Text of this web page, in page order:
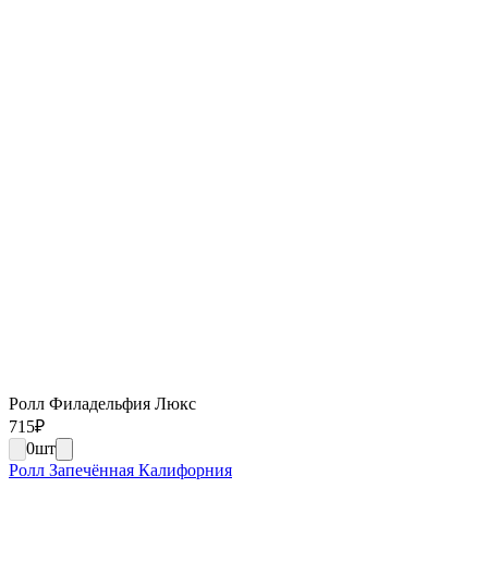
Ролл Филадельфия Люкс
715₽
0шт
Ролл Запечённая Калифорния